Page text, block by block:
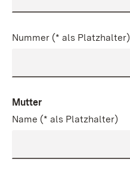
Nummer (* als Platzhalter)
Mutter
Name (* als Platzhalter)